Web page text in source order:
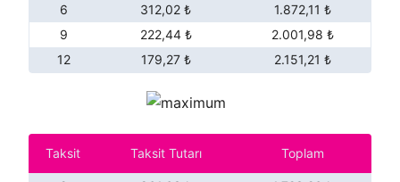
6
312,02 ₺
1.872,11 ₺
9
222,44 ₺
2.001,98 ₺
12
179,27 ₺ 2.151,21 ₺
Taksit Taksit Tutarı Toplam